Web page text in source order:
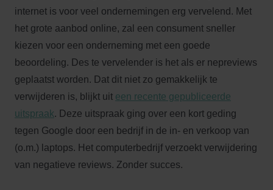
internet is voor veel ondernemingen erg vervelend. Met
het grote aanbod online, zal een consument sneller
kiezen voor een onderneming met een goede
beoordeling. Des te vervelender is het als er nepreviews
geplaatst worden. Dat dit niet zo gemakkelijk te
verwijderen is, blijkt uit een recente gepubliceerde
uitspraak. Deze uitspraak ging over een kort geding
tegen Google door een bedrijf in de in- en verkoop van
(o.m.) laptops. Het computerbedrijf verzoekt verwijdering
van negatieve reviews. Zonder succes.